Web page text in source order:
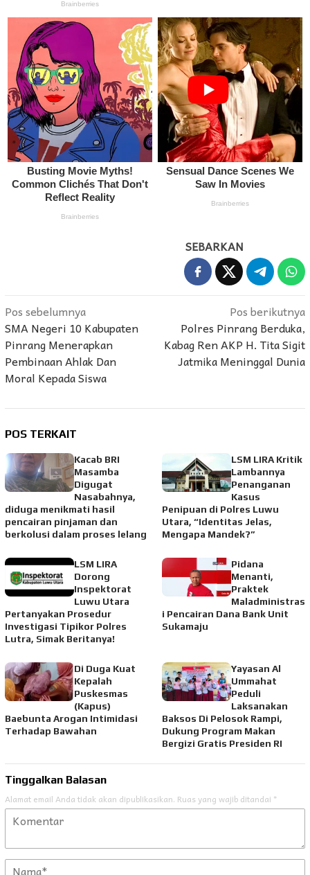
SEBARKAN
Navigasi
pos
Pos sebelumnya
SMA Negeri 10 Kabupaten
Pinrang Menerapkan
Pembinaan Ahlak Dan
Moral Kepada Siswa
Pos berikutnya
Polres Pinrang Berduka,
Kabag Ren AKP H. Tita Sigit
Jatmika Meninggal Dunia
POS TERKAIT
Kacab BRI
Masamba
Digugat
Nasabahnya,
diduga menikmati hasil
pencairan pinjaman dan
berkolusi dalam proses lelang
LSM LIRA Kritik
Lambannya
Penanganan
Kasus
Penipuan di Polres Luwu
Utara, “Identitas Jelas,
Mengapa Mandek?”
LSM LIRA
Dorong
Inspektorat
Luwu Utara
Pertanyakan Prosedur
Investigasi Tipikor Polres
Lutra, Simak Beritanya!
Pidana
Menanti,
Praktek
Maladministras
i Pencairan Dana Bank Unit
Sukamaju
Di Duga Kuat
Kepalah
Puskesmas
(Kapus)
Baebunta Arogan Intimidasi
Terhadap Bawahan
Yayasan Al
Ummahat
Peduli
Laksanakan
Baksos Di Pelosok Rampi,
Dukung Program Makan
Bergizi Gratis Presiden RI
Tinggalkan Balasan
Alamat email Anda tidak akan dipublikasikan. Ruas yang wajib ditandai *